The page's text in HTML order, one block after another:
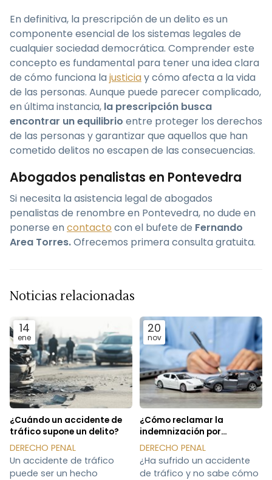
En definitiva, la prescripción de un delito es un
componente esencial de los sistemas legales de
cualquier sociedad democrática. Comprender este
concepto es fundamental para tener una idea clara
de cómo funciona la justiciay cómo afecta a la vida
de las personas. Aunque puede parecer complicado,
en última instancia, la prescripción busca
encontrar un equilibrio entre proteger los derechos
de las personas y garantizar que aquellos que han
cometido delitos no escapen de las consecuencias.
Abogados penalistas en Pontevedra
Si necesita la asistencia legal de abogados
penalistas de renombre en Pontevedra, no dude en
ponerse en contacto con el bufete de Fernando
Area Torres.Ofrecemos primera consulta gratuita.
Noticias relacionadas
14
ene
¿Cuándo un accidente de
tráfico supone un delito?
DERECHO PENAL
Un accidente de tráfico
puede ser un hecho
20
nov
¿Cómo reclamar la
indemnización por
accidente de tráfico?
DERECHO PENAL
¿Ha sufrido un accidente
de tráfico y no sabe cómo